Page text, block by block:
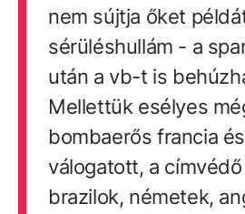
nem sújtja őket
sérüléshullám - a
után a vb-t is
Mellettük esélyes
bombaerős francia
válogatott, a
brazilok, németek,